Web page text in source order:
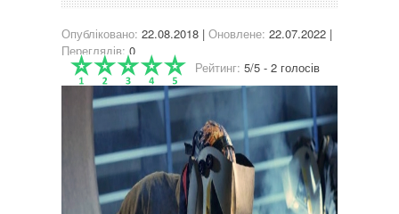
Опубліковано: 22.08.2018 | Оновлене: 22.07.2022 |
Переглядів: 0
Рейтинг: 5/5 - 2 голосів